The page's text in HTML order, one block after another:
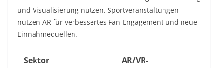
und Visualisierung nutzen. Sportveranstaltungen
nutzen AR für verbessertes Fan-Engagement und neue
Einnahmequellen.​
Sektor
AR/VR-